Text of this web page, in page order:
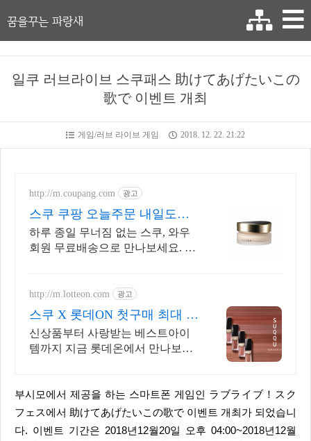
꿈을꾸는 파랑새
일쿠 러브라이브 스쿠패스 助けてあげたいこの
歌で 이벤트 개최
게임/러브 라이브 게임 2018. 12. 22. 21:22
http://m.coupang.com 광고
스쿠 쿠팡 오늘주문 내일도착
로켓배송
하루 종일 무너짐 없는 스쿠, 와우
회원 무료배송으로 만나보세요. 메
http://m.lotteon.com 광고
스쿠 X 롯데ON 첫구매 최대 5
천원 혜택!
신상품부터 사랑받는 베스트아이
템까지 지금 롯데온에서 만나보세
부시모에서 제공을 하는 스마트폰 게임인 ラブライブ！スク
フェス에서 助けてあげたいこの歌で 이벤트 개최가 되었습니
다. 이벤트 기간은 2018년12월20일 오후 04:00~2018년12월